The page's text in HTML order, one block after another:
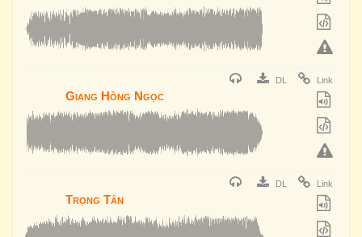
DL Link
Giang Hồng Ngọc
DL Link
Trọng Tấn